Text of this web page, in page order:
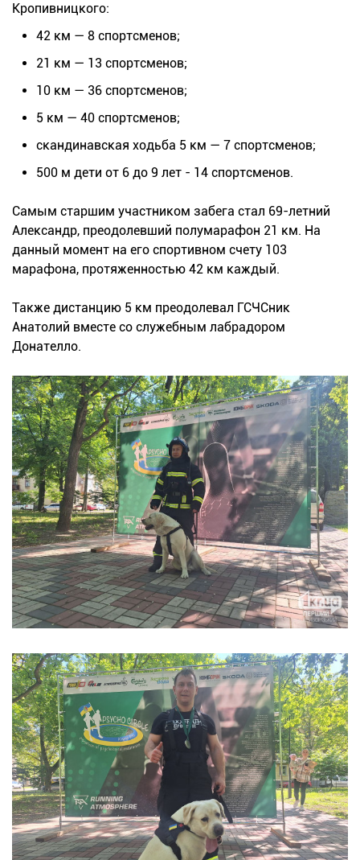
Кропивницкого:
42 км — 8 спортсменов;
21 км — 13 спортсменов;
10 км — 36 спортсменов;
5 км — 40 спортсменов;
скандинавская ходьба 5 км — 7 спортсменов;
500 м дети от 6 до 9 лет - 14 спортсменов.
Самым старшим участником забега стал 69-летний
Александр, преодолевший полумарафон 21 км. На
данный момент на его спортивном счету 103
марафона, протяженностью 42 км каждый.
Также дистанцию 5 км преодолевал ГСЧСник
Анатолий вместе со служебным лабрадором
Донателло.